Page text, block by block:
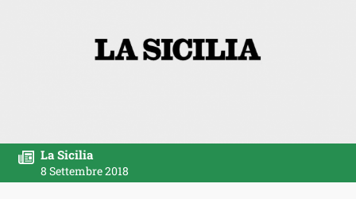
La Sicilia
8 Settembre 2018